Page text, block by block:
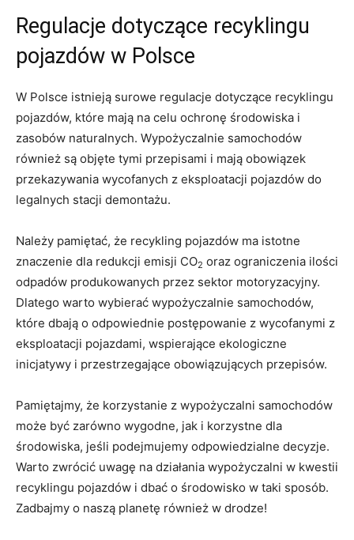
Regulacje dotyczące recyklingu
pojazdów w Polsce
W Polsce istnieją‍ surowe⁢ regulacje⁤ dotyczące recyklingu
pojazdów, które mają ​na​ celu ochronę środowiska‍ i
zasobów naturalnych. Wypożyczalnie samochodów
również są objęte tymi przepisami i mają obowiązek
przekazywania wycofanych z eksploatacji pojazdów do
legalnych stacji demontażu.
Należy pamiętać, że recykling pojazdów ma istotne
znaczenie dla ⁢redukcji emisji CO2 oraz ⁣ograniczenia ilości
odpadów produkowanych przez sektor motoryzacyjny.
Dlatego warto wybierać wypożyczalnie samochodów,
które dbają o odpowiednie postępowanie z wycofanymi z
eksploatacji pojazdami, wspierające ekologiczne
inicjatywy i⁢ przestrzegające obowiązujących przepisów.
Pamiętajmy, że korzystanie z wypożyczalni samochodów
może być⁢ zarówno​ wygodne, jak i ⁣korzystne⁤ dla
środowiska, jeśli‌ podejmujemy odpowiedzialne decyzje.
Warto zwrócić uwagę na działania wypożyczalni w kwestii
recyklingu pojazdów i dbać o środowisko w taki sposób.
Zadbajmy o naszą​ planetę również ​w drodze!